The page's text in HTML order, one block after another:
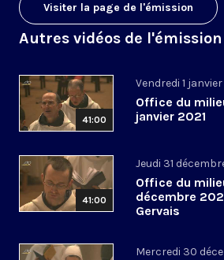
Visiter la page de l'émission
Autres vidéos de l'émission
41:00
Vendredi 1 janvier
Office du
janvier 2021
41:00
Jeudi 31
Office du
décembre
Gervais
Mercredi 30